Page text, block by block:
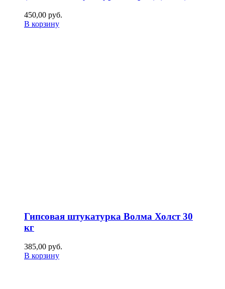
450,00 руб.
В корзину
Гипсовая штукатурка Волма Холст 30
кг
385,00 руб.
В корзину